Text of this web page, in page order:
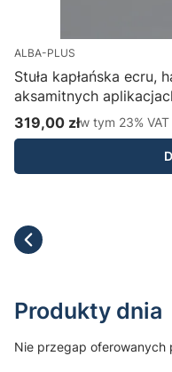
ALBA-PLUS
Stuła kapłańska
aksamitnych
Cena brutto
319,00 złw tym %s VAT
w tym 23% VAT
Produkty dnia
Nie przegap oferowanych